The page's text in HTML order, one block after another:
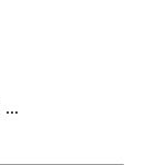
...